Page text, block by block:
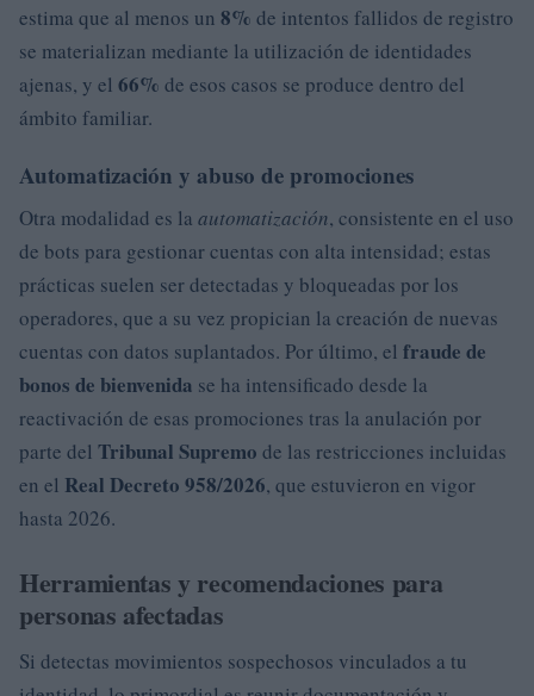
estima que al menos un 8% de intentos fallidos de registro
se materializan mediante la utilización de identidades
ajenas, y el 66% de esos casos se produce dentro del
ámbito familiar.
Automatización y abuso de promociones
Otra modalidad es la automatización, consistente en el uso
de bots para gestionar cuentas con alta intensidad; estas
prácticas suelen ser detectadas y bloqueadas por los
operadores, que a su vez propician la creación de nuevas
cuentas con datos suplantados. Por último, el fraude de
bonos de bienvenida se ha intensificado desde la
reactivación de esas promociones tras la anulación por
parte del Tribunal Supremo de las restricciones incluidas
en el Real Decreto 958/2026, que estuvieron en vigor
hasta 2026.
Herramientas y recomendaciones para
personas afectadas
Si detectas movimientos sospechosos vinculados a tu